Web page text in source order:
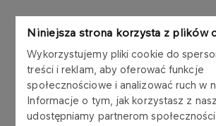
Niniejsza strona korzysta z plików
Wykorzystujemy pliki cookie do
treści i reklam, aby oferować funkcje
społecznościowe i analizować ruch w
Informacje o tym, jak korzystasz z
udostępniamy partnerom
Zgodnie z art. 81 ust. 1 pkt 2
sierpnia 1997 roku Prawo o
papierami wartościowymi, Zarząd
Koncernu Naftowego ORLEN S.A.